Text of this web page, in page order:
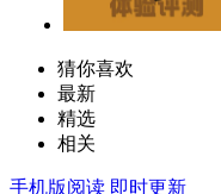
猜你喜欢
最新
精选
相关
手机版阅读 即时更新